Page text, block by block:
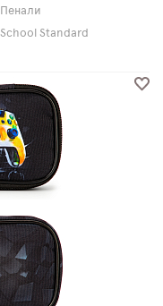
Пенали
School Standard